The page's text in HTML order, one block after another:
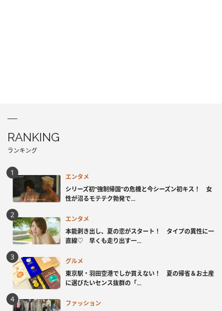
RANKING
ランキング
エンタメ
シリーズ初“強制帰国”の危機と今シーズン初キス！ 女
性が沼るモテテク勃発で...
エンタメ
本能剥き出し、夏の恋がスタート！ タイプの異性に一
直線♡ 早くも走り出す一...
グルメ
東京駅・羽田空港でしか買えない！ 夏の帰省＆お土産
に選びたいセンス抜群の「...
ファッション